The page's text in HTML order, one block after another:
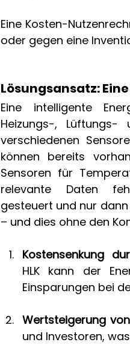
Eine Kosten-
oder gegen eine
Lösungsansatz:
Eine intelligente
Heizungs-, Lüftungs-
verschiedenen
können bereits
Sensoren für
relevante Daten
gesteuert und nur
– und dies ohne den
Kostensenkung
HLK kann der
Einsparungen bei
Wertsteigerung
und Investoren,